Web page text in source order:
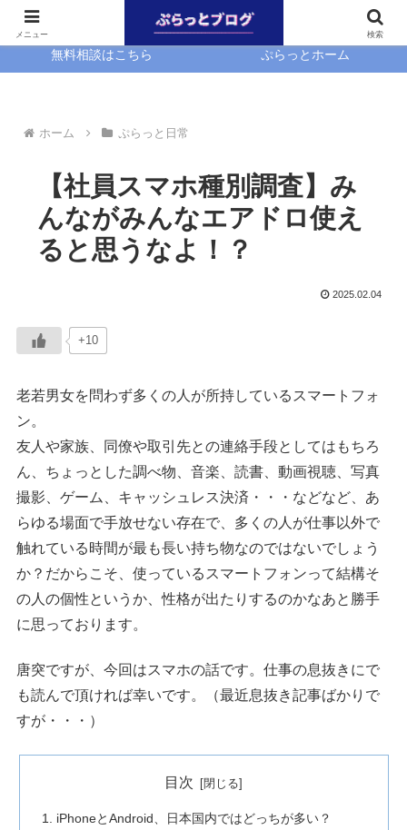
無料相談はこちら ぷらっとホーム
ホーム ぷらっと日常
【社員スマホ種別調査】み
んながみんなエアドロ使え
ると思うなよ！？
2025.02.04
+10
老若男女を問わず多くの人が所持しているスマートフォ
ン。
友人や家族、同僚や取引先との連絡手段としてはもちろ
ん、ちょっとした調べ物、音楽、読書、動画視聴、写真
撮影、ゲーム、キャッシュレス決済・・・などなど、あ
らゆる場面で手放せない存在で、多くの人が仕事以外で
触れている時間が最も長い持ち物なのではないでしょう
か？だからこそ、使っているスマートフォンって結構そ
の人の個性というか、性格が出たりするのかなあと勝手
に思っております。
唐突ですが、今回はスマホの話です。仕事の息抜きにで
も読んで頂ければ幸いです。（最近息抜き記事ばかりで
すが・・・）
目次
iPhoneとAndroid、日本国内ではどっちが多い？
メニュー 検索